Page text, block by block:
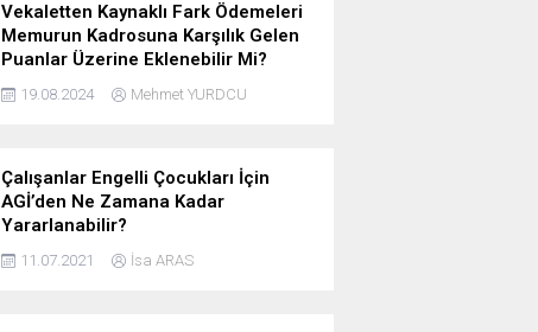
Vekaletten Kaynaklı Fark Ödemeleri
Memurun Kadrosuna Karşılık Gelen
Puanlar Üzerine Eklenebilir Mi?
19.08.2024 Mehmet YURDCU
Çalışanlar Engelli Çocukları İçin
AGİ’den Ne Zamana Kadar
Yararlanabilir?
11.07.2021 İsa ARAS